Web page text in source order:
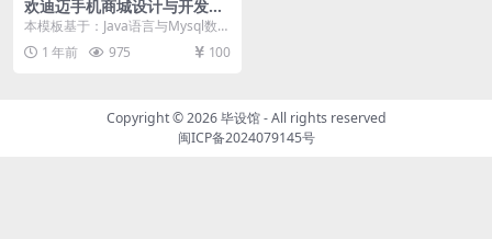
欢迪迈手机商城设计与开发毕
设模板 毕业设计模板及毕业论
文与任务书开题报告
本模板基于：Java语言与Mysql数据
库开发 系统实现 系统实现部分就是
将系统...
1 年前 975 100
Copyright © 2026毕设馆- All rights reserved
闽ICP备2024079145号